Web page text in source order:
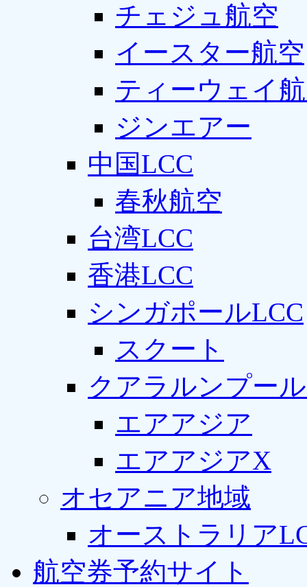
チェジュ航空
イースター航空
ティーウェイ
ジンエアー
中国LCC
春秋航空
台湾LCC
香港LCC
シンガポールLCC
スクート
クアラルンプー
エアアジア
エアアジアX
オセアニア地域
オーストラリア
航空券予約サイト